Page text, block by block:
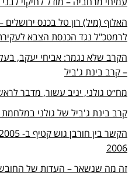
האלוף (מיל) רון טל בכנס
לרמטכ"ל נגד הכנסת הצבא
הקרב שלא נגמר: אביחי יעקב, בעל
– קרב בינת ג'ביל
מח״ט גולני, יניב עשור, מדבר
קרב בינת ג'ביל של גולני במלחמת
2006
זה מה שנשאר – העדות של החובש